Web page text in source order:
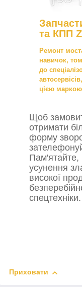
та КПП
Ремонт
навичок,
до
цією маркою
Щоб
отримати
форму
Пам'ятайте,
усунення
високої
спецтехніки.
Приховати